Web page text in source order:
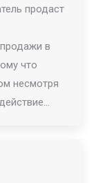
продаст
в
что
несмотря